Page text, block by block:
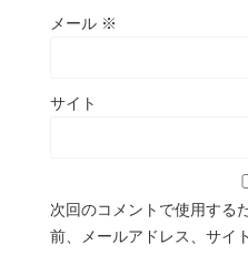
メール ※
サイト
次回のコメントで使用する
前、メールアドレス、サイ